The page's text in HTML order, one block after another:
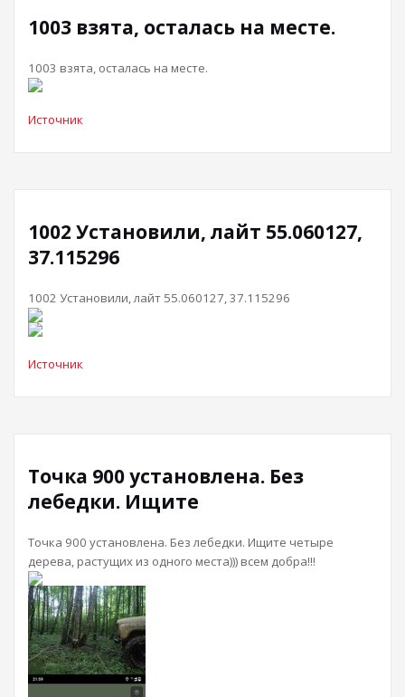
1003 взята, осталась на месте.
1003 взята, осталась на месте.
Источник
1002 Установили, лайт 55.060127,
37.115296
1002 Установили, лайт 55.060127, 37.115296
Источник
Точка 900 установлена. Без
лебедки. Ищите
Точка 900 установлена. Без лебедки. Ищите четыре
дерева, растущих из одного места))) всем добра!!!